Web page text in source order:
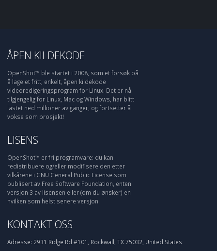
ÅPEN KILDEKODE
OpenShot™ ble startet i 2008, som et forsøk på
å lage et fritt, enkelt, åpen kildekode
videoredigeringsprogram for Linux. Det er nå
tilgjengelig for Linux, Mac og Windows, har blitt
lastet ned millioner av ganger, og fortsetter å
vokse som prosjekt!
LISENS
OpenShot™ er fri programvare: du kan
redistribuere og/eller modifisere den etter
vilkårene i GNU General Public License som
publisert av Free Software Foundation, enten
versjon 3 av lisensen eller (om du ønsker) en
hvilken som helst senere versjon.
KONTAKT OSS
Adresse: 2931 Ridge Rd #101, Rockwall, TX 75032, United States